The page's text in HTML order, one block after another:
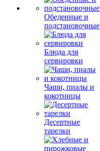
Обеденные и
подстановочные
Блюда для
сервировки
Чаши, пиалы и
кокотницы
Десертные
тарелки